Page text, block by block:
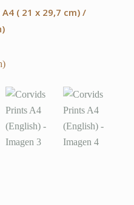
( 21 x 29,7 cm)/